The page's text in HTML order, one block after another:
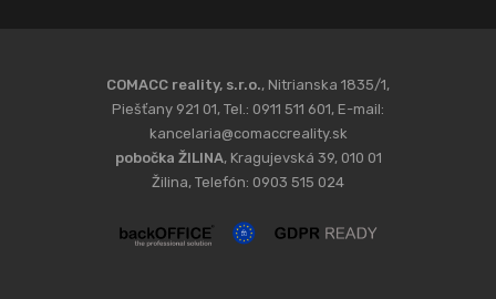
COMACC reality, s.r.o., Nitrianska 1835/1,
Piešťany 921 01, Tel.: 0911 511 601, E-mail:
kancelaria@comaccreality.sk
pobočka ŽILINA, Kragujevská 39, 010 01
Žilina, Telefón: 0903 515 024